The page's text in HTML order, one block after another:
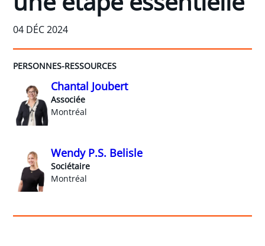
04 DÉC 2024
PERSONNES-RESSOURCES
Chantal Joubert
Associée
Montréal
Wendy P.S. Belisle
Sociétaire
Montréal